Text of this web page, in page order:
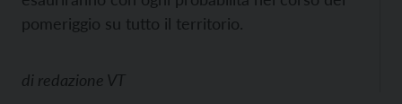
pomeriggio su tutto il territorio.
di redazione VT